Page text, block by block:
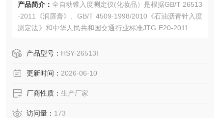
产品简介： 全自动锥入度测定仪(化妆品）是根据GB/T 26513
-2011《润唇膏》、GB/T 4509-1998/2010《石油沥青针入度
测定法》和中华人民共和国交通行业标准JTG E20-2011《公
针入度试验》所规定的要求设计制造的。适用于化妆品行业
1790-2003《医药凡士林》标准
产品型号： HSY-26513I
更新时间： 2026-06-10
厂商性质： 生产厂家
访问量： 173